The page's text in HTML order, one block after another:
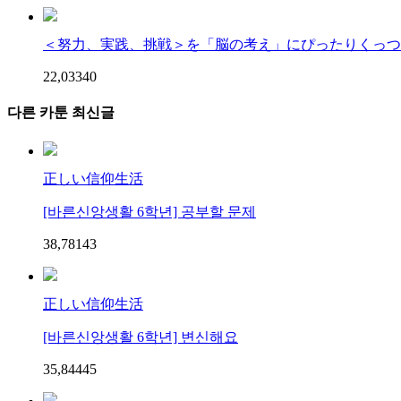
＜努力、実践、挑戦＞を「脳の考え」にぴったりくっ
22,03340
다른 카툰 최신글
正しい信仰生活
[바른신앙생활 6학년] 공부할 문제
38,78143
正しい信仰生活
[바른신앙생활 6학년] 변신해요
35,84445